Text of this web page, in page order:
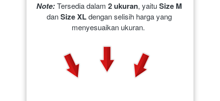
Note:Tersedia dalam 2 ukuran, yaitu Size M
dan Size XL dengan selisih harga yang
menyesuaikan ukuran.